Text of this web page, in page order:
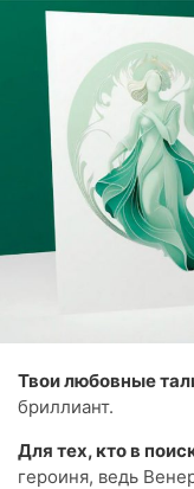
Твои любовные
бриллиант.
Для тех, кто в
героиня, ведь